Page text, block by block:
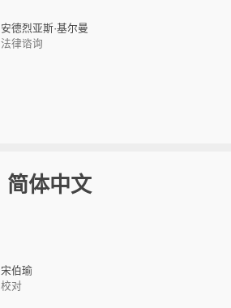
安德烈亚斯·基尔曼
法律谘询
简体中文
宋伯瑜
校对